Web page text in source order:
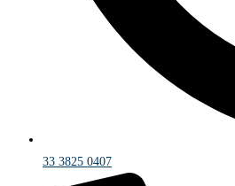
33 3825 0407